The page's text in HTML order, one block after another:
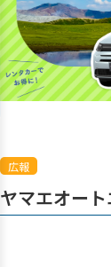
広報
ヤマエオー